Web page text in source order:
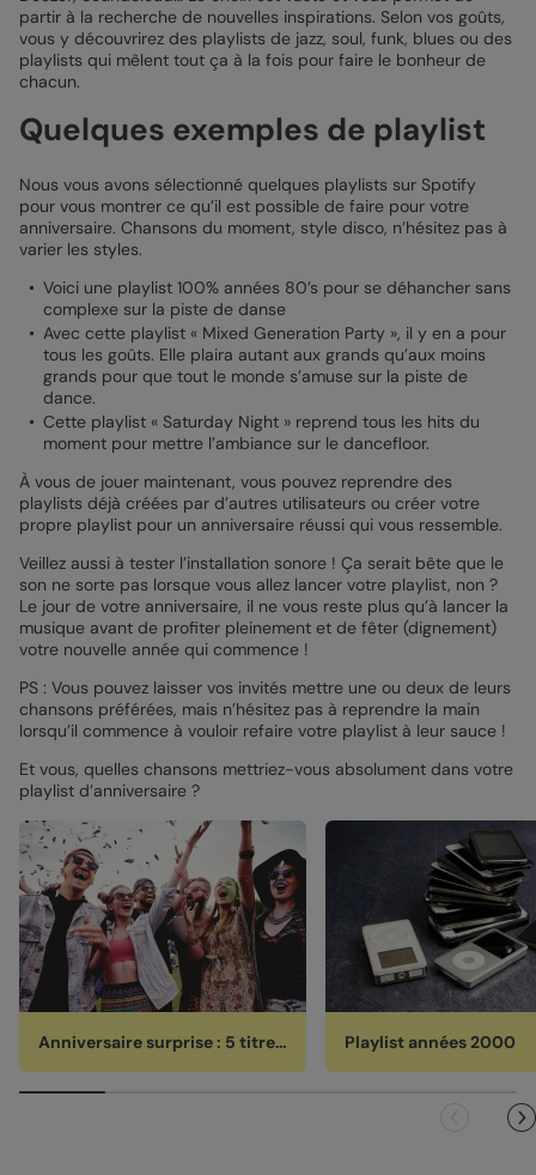
partir à la recherche de nouvelles inspirations. Selon vos goûts,
vous y découvrirez des playlists de jazz, soul, funk, blues ou des
playlists qui mêlent tout ça à la fois pour faire le bonheur de
chacun.
Quelques exemples de playlist
Nous vous avons sélectionné quelques playlists sur Spotify
pour vous montrer ce qu’il est possible de faire pour votre
anniversaire. Chansons du moment, style disco, n’hésitez pas à
varier les styles.
Voici une playlist 100% années 80’s pour se déhancher sans
complexe sur la piste de danse
Avec cette playlist « Mixed Generation Party », il y en a pour
tous les goûts. Elle plaira autant aux grands qu’aux moins
grands pour que tout le monde s’amuse sur la piste de
dance.
Cette playlist « Saturday Night » reprend tous les hits du
moment pour mettre l’ambiance sur le dancefloor.
À vous de jouer maintenant, vous pouvez reprendre des
playlists déjà créées par d’autres utilisateurs ou créer votre
propre playlist pour un anniversaire réussi qui vous ressemble.
Veillez aussi à tester l’installation sonore ! Ça serait bête que le
son ne sorte pas lorsque vous allez lancer votre playlist, non ?
Le jour de votre anniversaire, il ne vous reste plus qu’à lancer la
musique avant de profiter pleinement et de fêter (dignement)
votre nouvelle année qui commence !
PS : Vous pouvez laisser vos invités mettre une ou deux de leurs
chansons préférées, mais n’hésitez pas à reprendre la main
lorsqu’il commence à vouloir refaire votre playlist à leur sauce !
Et vous, quelles chansons mettriez-vous absolument dans votre
playlist d’anniversaire ?
Anniversaire surprise : 5 titres incontournables Playlist années 2000